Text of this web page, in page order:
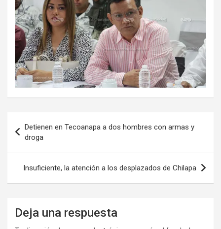
de
entradas
Detienen en Tecoanapa a dos hombres con armas y
droga
Insuficiente, la atención a los desplazados de Chilapa
Deja una respuesta